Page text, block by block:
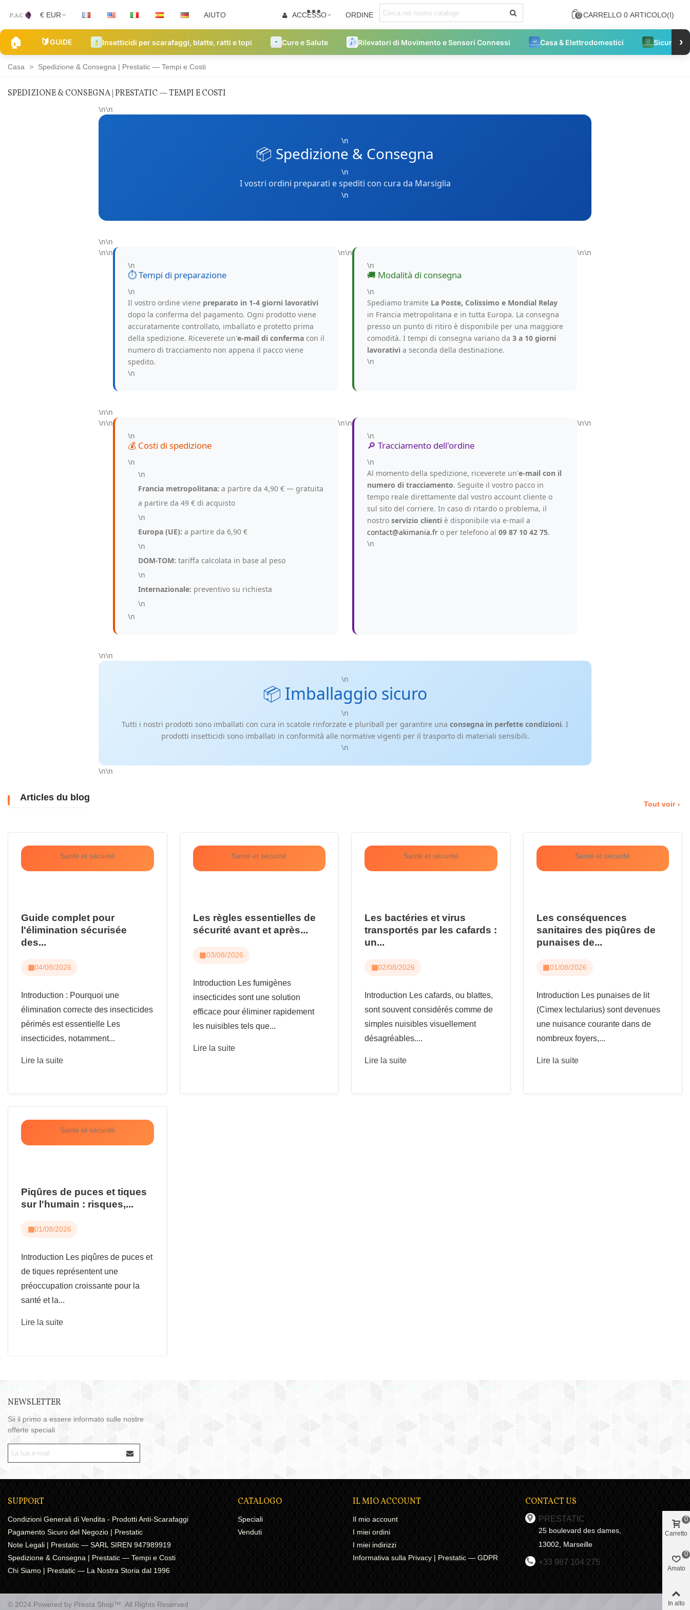
€ EUR AIUTO ACCESSO ORDINE 0 CARRELLO 0 ARTICOLO(I)
🏠 🔰GUIDE Insetticidi per scarafaggi, blatte, ratti e topi Cure e Salute Rilevatori di Movimento e Sensori Connessi Casa & Elettrodomestici Sicurezza
›
Casa > Spedizione & Consegna | Prestatic — Tempi e Costi
SPEDIZIONE & CONSEGNA | PRESTATIC — TEMPI E COSTI
\n\n
\n
📦 Spedizione & Consegna
\n
I vostri ordini preparati e spediti con cura da Marsiglia
\n
\n\n
\n\n
\n
⏱️ Tempi di preparazione
\n
Il vostro ordine viene preparato in 1-4 giorni lavorativi
dopo la conferma del pagamento. Ogni prodotto viene
accuratamente controllato, imballato e protetto prima
della spedizione. Riceverete un'e-mail di conferma con il
numero di tracciamento non appena il pacco viene
spedito.
\n
\n\n
\n
🚚 Modalità di consegna
\n
Spediamo tramite La Poste, Colissimo e Mondial Relay
in Francia metropolitana e in tutta Europa. La consegna
presso un punto di ritiro è disponibile per una maggiore
comodità. I tempi di consegna variano da 3 a 10 giorni
lavorativi a seconda della destinazione.
\n
\n\n
\n\n
\n\n
\n
💰 Costi di spedizione
\n
\n
Francia metropolitana: a partire da 4,90 € — gratuita
a partire da 49 € di acquisto
\n
Europa (UE): a partire da 6,90 €
\n
DOM-TOM: tariffa calcolata in base al peso
\n
Internazionale: preventivo su richiesta
\n
\n
\n\n
\n
🔎 Tracciamento dell'ordine
\n
Al momento della spedizione, riceverete un'e-mail con il
numero di tracciamento. Seguite il vostro pacco in
tempo reale direttamente dal vostro account cliente o
sul sito del corriere. In caso di ritardo o problema, il
nostro servizio clienti è disponibile via e-mail a
contact@akimania.fr o per telefono al 09 87 10 42 75.
\n
\n\n
\n\n
\n
📦️ Imballaggio sicuro
\n
Tutti i nostri prodotti sono imballati con cura in scatole rinforzate e pluriball per garantire una consegna in perfette condizioni. I
prodotti insetticidi sono imballati in conformità alle normative vigenti per il trasporto di materiali sensibili.
\n
\n\n
Articles du blog
Tout voir
Santé et sécurité
Guide complet pour
l'élimination sécurisée
des...
04/08/2026
Introduction : Pourquoi une
élimination correcte des insecticides
périmés est essentielle Les
insecticides, notamment...
Lire la suite
Santé et sécurité
Les règles essentielles de
sécurité avant et après...
03/08/2026
Introduction Les fumigènes
insecticides sont une solution
efficace pour éliminer rapidement
les nuisibles tels que...
Lire la suite
Santé et sécurité
Les bactéries et virus
transportés par les cafards :
un...
02/08/2026
Introduction Les cafards, ou blattes,
sont souvent considérés comme de
simples nuisibles visuellement
désagréables....
Lire la suite
Santé et sécurité
Les conséquences
sanitaires des piqûres de
punaises de...
01/08/2026
Introduction Les punaises de lit
(Cimex lectularius) sont devenues
une nuisance courante dans de
nombreux foyers,...
Lire la suite
Santé et sécurité
Piqûres de puces et tiques
sur l'humain : risques,...
01/08/2026
Introduction Les piqûres de puces et
de tiques représentent une
préoccupation croissante pour la
santé et la...
Lire la suite
NEWSLETTER
Sii il primo a essere informato sulle nostre
offerte speciali
SUPPORT
Condizioni Generali di Vendita - Prodotti Anti-Scarafaggi
Pagamento Sicuro del Negozio | Prestatic
Note Legali | Prestatic — SARL SIREN 947989919
Spedizione & Consegna | Prestatic — Tempi e Costi
Chi Siamo | Prestatic — La Nostra Storia dal 1996
CATALOGO
Speciali
Venduti
IL MIO ACCOUNT
Il mio account
I miei ordini
I miei indirizzi
Informativa sulla Privacy | Prestatic — GDPR
CONTACT US
PRESTATIC
25 boulevard des dames,
13002, Marseille
+33 987 104 275
© 2024 Powered by Presta Shop™. All Rights Reserved
Carretto
0
Amato
0
In alto